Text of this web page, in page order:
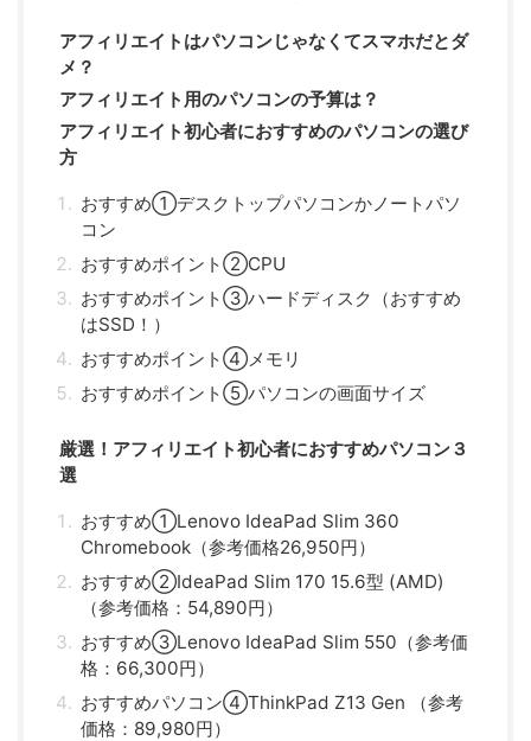
アフィリエイトはパソコンじゃなくてスマホだとダ
メ？
アフィリエイト用のパソコンの予算は？
アフィリエイト初心者におすすめのパソコンの選び
方
おすすめ①デスクトップパソコンかノートパソ
コン
おすすめポイント②CPU
おすすめポイント③ハードディスク（おすすめ
はSSD！）
おすすめポイント④メモリ
おすすめポイント⑤パソコンの画面サイズ
厳選！アフィリエイト初心者におすすめパソコン３
選
おすすめ①Lenovo IdeaPad Slim 360
Chromebook（参考価格26,950円）
おすすめ②IdeaPad Slim 170 15.6型 (AMD)
（参考価格：54,890円）
おすすめ③Lenovo IdeaPad Slim 550（参考価
格：66,300円）
おすすめパソコン④ThinkPad Z13 Gen （参考
価格：89,980円）